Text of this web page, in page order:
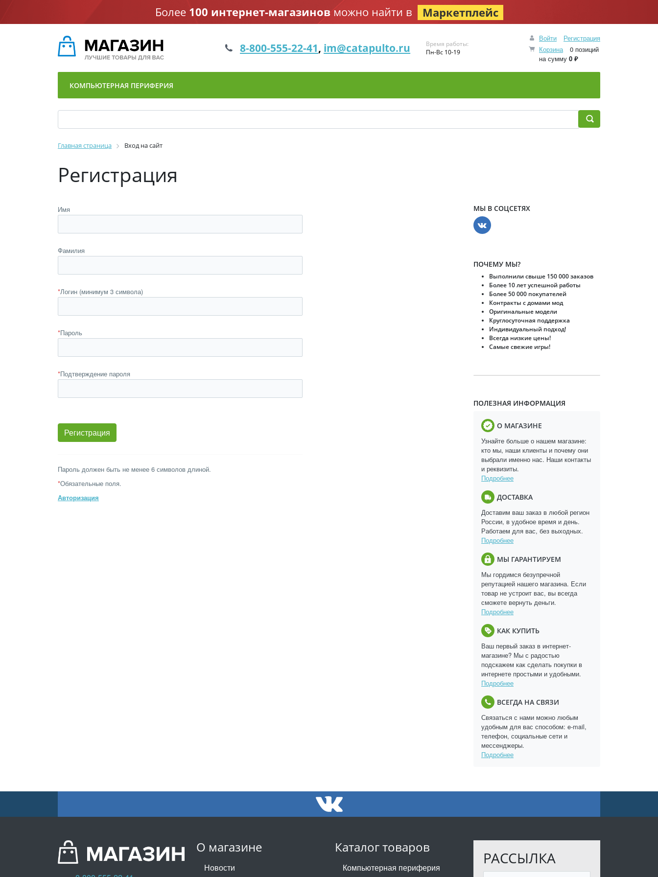
Более 100 интернет-магазиновможно найти в Маркетплейс
Войти
Регистрация
Корзина
0 позиций
на сумму 0 ₽
8-800-555-22-41, im@catapulto.ru
Время работы:
Пн-Вс 10-19
КОМПЬЮТЕРНАЯ ПЕРИФЕРИЯ
Главная страница Вход на сайт
Регистрация
Имя
Фамилия
*Логин (минимум 3 символа)
*Пароль
*Подтверждение пароля
Пароль должен быть не менее 6 символов длиной.
*Обязательные поля.
Авторизация
МЫ В СОЦСЕТЯХ
ПОЧЕМУ МЫ?
Выполнили свыше 150 000 заказов
Более 10 лет успешной работы
Более 50 000 покупателей
Контракты с домами мод
Оригинальные модели
Круглосуточная поддержка
Индивидуальный подход!
Всегда низкие цены!
Самые свежие игры!
ПОЛЕЗНАЯ ИНФОРМАЦИЯ
О МАГАЗИНЕ
Узнайте больше о нашем магазине:
кто мы, наши клиенты и почему они
выбрали именно нас. Наши контакты
и реквизиты.
Подробнее
ДОСТАВКА
Доставим ваш заказ в любой регион
России, в удобное время и день.
Работаем для вас, без выходных.
Подробнее
МЫ ГАРАНТИРУЕМ
Мы гордимся безупречной
репутацией нашего магазина. Если
товар не устроит вас, вы всегда
сможете вернуть деньги.
Подробнее
КАК КУПИТЬ
Ваш первый заказ в интернет-
магазине? Мы с радостью
подскажем как сделать покупки в
интернете простыми и удобными.
Подробнее
ВСЕГДА НА СВЯЗИ
Связаться с нами можно любым
удобным для вас способом: e-mail,
телефон, социальные сети и
мессенджеры.
Подробнее
О магазине
Новости
Каталог товаров
Компьютерная периферия
РАССЫЛКА